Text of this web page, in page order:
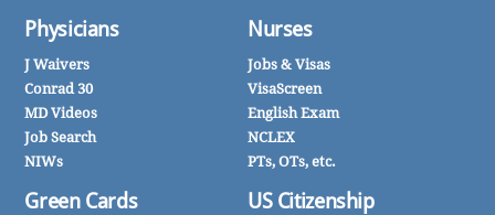
Physicians
J Waivers
Conrad 30
MD Videos
Job Search
NIWs
Green Cards
Nurses
Jobs & Visas
VisaScreen
English Exam
NCLEX
PTs, OTs, etc.
US Citizenship